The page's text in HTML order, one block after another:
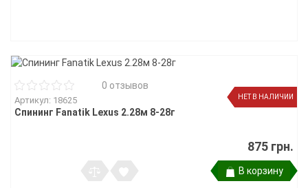
НЕТ В НАЛИЧИИ
0 отзывов
Артикул: 18625
Спининг Fanatik Lexus 2.28м 8-28г
875 грн.
В корзину